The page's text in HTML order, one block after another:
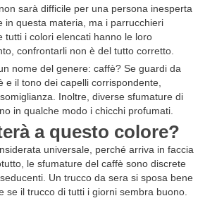
sarà difficile per una persona inesperta
in questa materia, ma i parrucchieri
tutti i colori elencati hanno le loro
confrontarli non è del tutto corretto.
nome del genere: caffè? Se guardi da
e il tono dei capelli corrispondente,
Inoltre, diverse sfumature di
in qualche modo i chicchi profumati.
a questo colore?
universale, perché arriva in faccia
le sfumature del caffè sono discrete
Un trucco da sera si sposa bene
se il trucco di tutti i giorni sembra buono.